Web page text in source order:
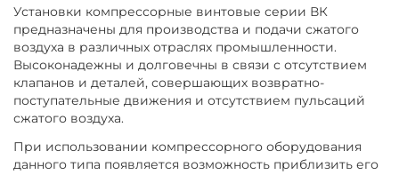
Установки компрессорные винтовые серии ВК
предназначены для производства и подачи сжатого
воздуха в различных отраслях промышленности.
Высоконадежны и долговечны в связи с отсутствием
клапанов и деталей, совершающих возвратно-
поступательные движения и отсутствием пульсаций
сжатого воздуха.
При использовании компрессорного оборудования
данного типа появляется возможность приблизить его